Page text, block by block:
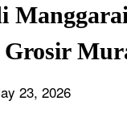
23, 2026